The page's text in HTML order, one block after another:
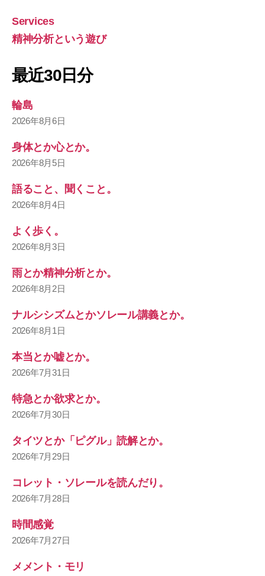
Services
精神分析という遊び
最近30日分
輪島
2026年8月6日
身体とか心とか。
2026年8月5日
語ること、聞くこと。
2026年8月4日
よく歩く。
2026年8月3日
雨とか精神分析とか。
2026年8月2日
ナルシシズムとかソレール講義とか。
2026年8月1日
本当とか嘘とか。
2026年7月31日
特急とか欲求とか。
2026年7月30日
タイツとか「ピグル」読解とか。
2026年7月29日
コレット・ソレールを読んだり。
2026年7月28日
時間感覚
2026年7月27日
メメント・モリ